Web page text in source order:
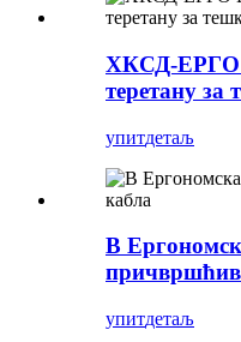
ХКСД-ЕРГО
теретану за
упитдетаљ
В
упитдетаљ